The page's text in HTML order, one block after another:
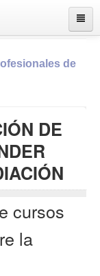
de
DE
cursos
la